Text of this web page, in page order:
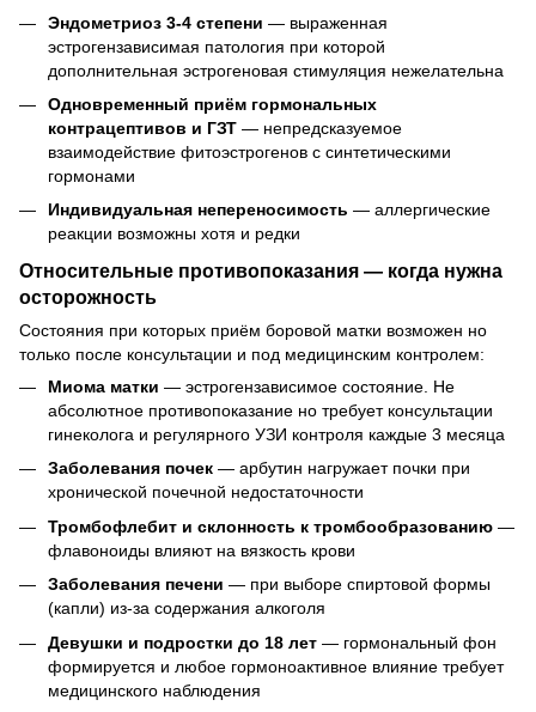
Эндометриоз 3-4 степени — выраженная
эстрогензависимая патология при которой
дополнительная эстрогеновая стимуляция нежелательна
Одновременный приём гормональных
контрацептивов и ГЗТ — непредсказуемое
взаимодействие фитоэстрогенов с синтетическими
гормонами
Индивидуальная непереносимость — аллергические
реакции возможны хотя и редки
Относительные противопоказания — когда нужна
осторожность
Состояния при которых приём боровой матки возможен но
только после консультации и под медицинским контролем:
Миома матки — эстрогензависимое состояние. Не
абсолютное противопоказание но требует консультации
гинеколога и регулярного УЗИ контроля каждые 3 месяца
Заболевания почек — арбутин нагружает почки при
хронической почечной недостаточности
Тромбофлебит и склонность к тромбообразованию —
флавоноиды влияют на вязкость крови
Заболевания печени — при выборе спиртовой формы
(капли) из-за содержания алкоголя
Девушки и подростки до 18 лет — гормональный фон
формируется и любое гормоноактивное влияние требует
медицинского наблюдения